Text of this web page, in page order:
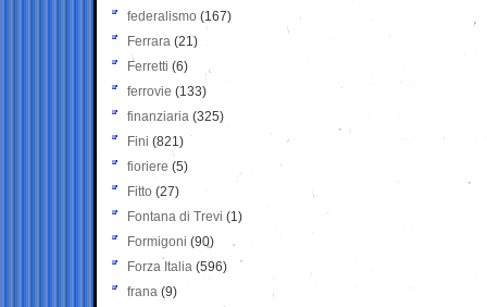
federalismo (167)
Ferrara (21)
Ferretti (6)
ferrovie (133)
finanziaria (325)
Fini (821)
fioriere (5)
Fitto (27)
Fontana di Trevi (1)
Formigoni (90)
Forza Italia (596)
frana (9)